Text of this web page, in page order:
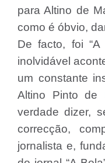
para Altino de
como é óbvio,
De facto, foi
inolvidável
um constante
Altino Pinto de
verdade dizer,
correcção,
jornalista e,